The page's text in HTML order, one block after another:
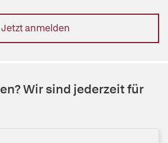
Jetzt anmelden
Wir sind jederzeit für